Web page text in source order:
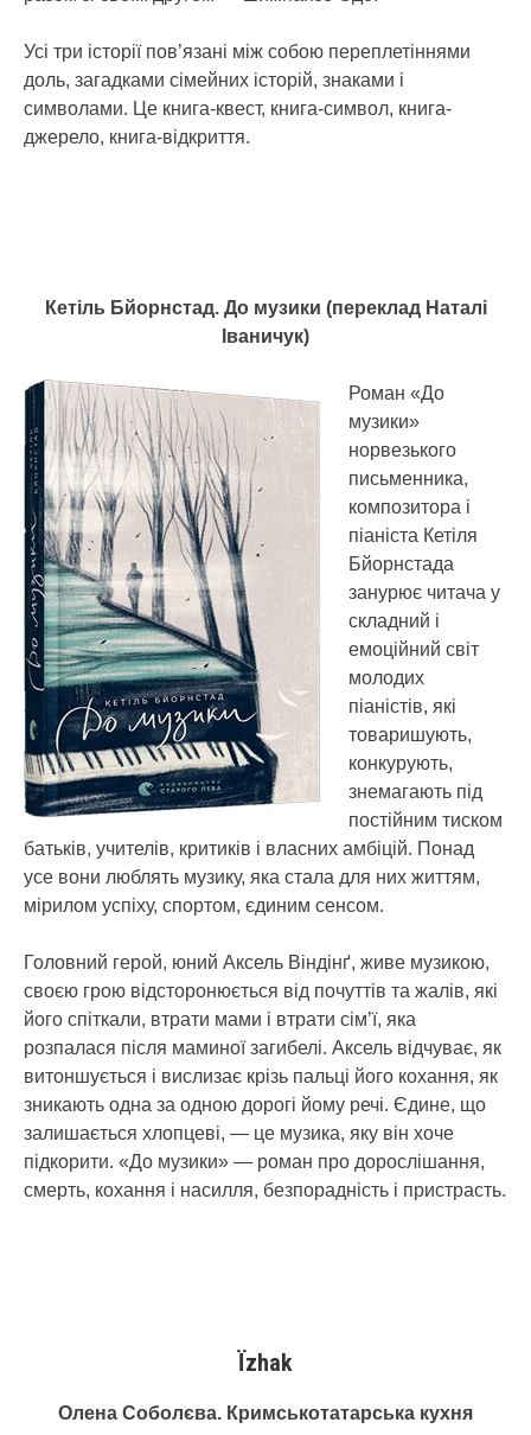
Усі три історії пов’язані між собою переплетіннями
доль, загадками сімейних історій, знаками і
символами. Це книга-квест, книга-­символ, книга-
джерело, книга-відкриття.
Кетіль Бйорнстад. До музики (переклад Наталі
Іваничук)
Роман «До
музики»
норвезького
письменника,
композитора і
піаніста Кетіля
Бйорнстада
занурює читача у
складний і
емоційний світ
молодих
піаністів, які
товаришують,
конкурують,
знемагають під
постійним тиском
батьків, учителів, критиків і власних амбіцій. Понад
усе вони люблять музику, яка стала для них життям,
мірилом успіху, спортом, єдиним сенсом.
Головний герой, юний Аксель Віндінґ, живе музикою,
своєю грою відсторонюється від почуттів та жалів, які
його спіткали, втрати мами і втрати сім’ї, яка
розпалася після маминої загибелі. Аксель відчуває, як
витоншу­є­ться і вислизає крізь пальці його кохання, як
зникають одна за одною дорогі йому речі. Єдине, що
залишається хлопцеві, — це музика, яку він хоче
підкорити. «До музики» — роман про дорослішання,
смерть, кохання і насилля, безпорадність і пристрасть.
Їzhak
Олена Соболєва. Кримськотатарська кухня